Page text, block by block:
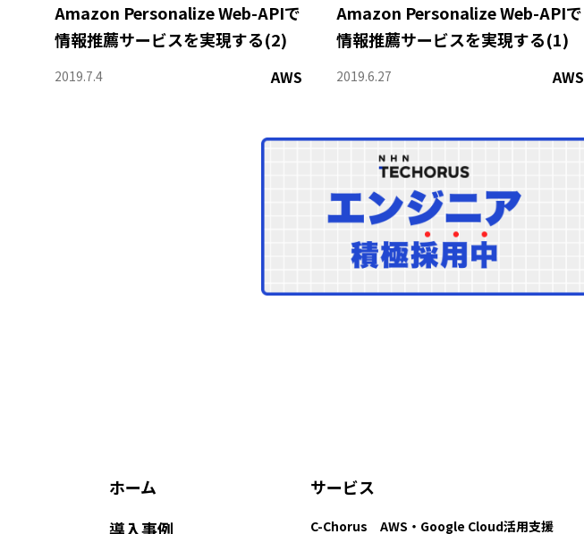
Amazon Personalize Web-APIで
情報推薦サービスを実現する(2)
2019.7.4 AWS
Amazon Personalize Web-APIで
情報推薦サービスを実現する(1)
2019.6.27 AWS
ホーム
導入事例
サービス
C-Chorus AWS・Google Cloud活用支援